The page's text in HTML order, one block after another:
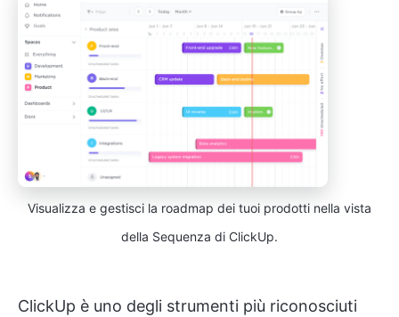
Visualizza e gestisci la roadmap dei tuoi prodotti nella vista
della Sequenza di ClickUp.
ClickUp è uno degli strumenti più riconosciuti